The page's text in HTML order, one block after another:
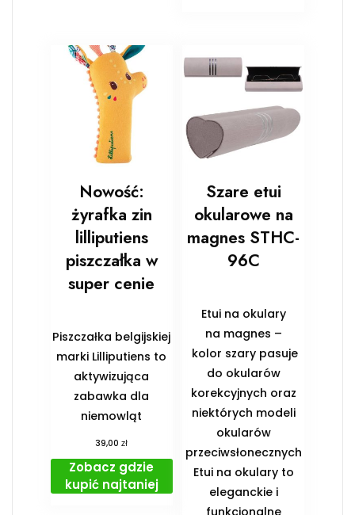
Nowość:
żyrafka zin
lilliputiens
piszczałka w
super cenie
Piszczałka belgijskiej
marki Lilliputiens to
aktywizująca
zabawka dla
niemowląt
39,00zł
Zobacz gdzie
kupić najtaniej
Szare etui
okularowe na
magnes STHC-
96C
Etui na okulary
na magnes –
kolor szary pasuje
do okularów
korekcyjnych oraz
niektórych modeli
okularów
przeciwsłonecznych
Etui na okulary to
eleganckie i